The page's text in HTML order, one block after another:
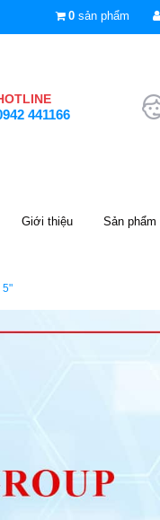
0 sản phẩm
441166
Giới thiệu Sản phẩm
5"